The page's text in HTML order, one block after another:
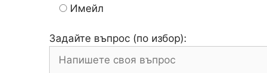
Имейл
Задайте въпрос (по избор):